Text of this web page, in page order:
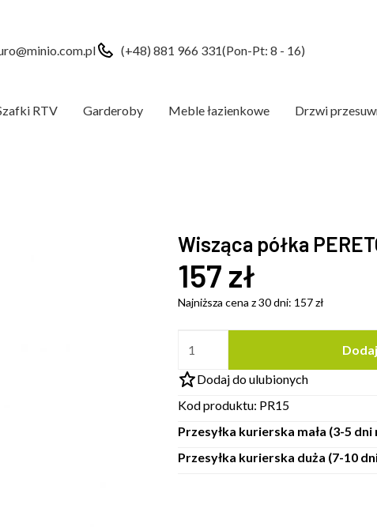
(+48) 881 966 331(Pon-Pt: 8 - 16)
RTV Garderoby Meble łazienkowe Drzwi
Wisząca półka
157 zł
Najniższa cena z 30 dni: 157zł
Dodaj do ulubionych
Kod produktu: PR15
Przesyłka kurierska mała (3-5
Przesyłka kurierska duża (7-10